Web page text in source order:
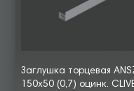
Заглушка торцевая
150х50 (0,7) оцинк.